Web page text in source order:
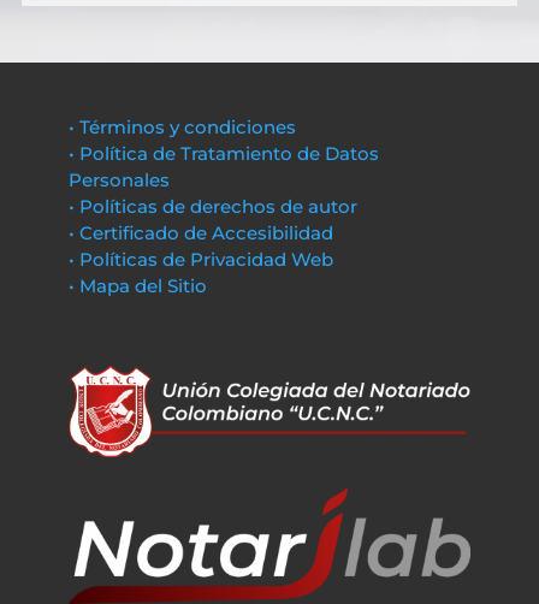
• Términos y condiciones
• Política de Tratamiento de Datos
Personales
• Políticas de derechos de autor
• Certificado de Accesibilidad
• Políticas de Privacidad Web
• Mapa del Sitio